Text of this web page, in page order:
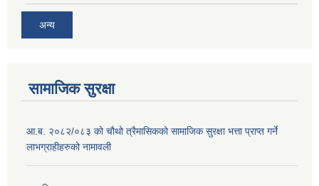
अन्य
सामाजिक सुरक्षा
आ.ब. २०८२/०८३ को चौथो त्रैमासिकको सामाजिक सुरक्षा भत्ता प्राप्त गर्ने
लाभग्राहीहरुको नामावली